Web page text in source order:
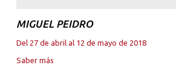
MIGUEL PEIDRO
Del 27 de abril al 12 de mayo de 2018
Saber más